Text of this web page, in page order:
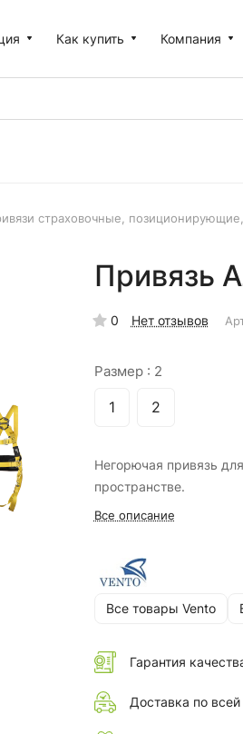
Как купить Компания
страховочные,
Привязь
0 Нет отзывов
Размер : 2
1 2
Негорючая привязь
пространстве.
Все описание
Все товары Vento
Гарантия
Доставка по